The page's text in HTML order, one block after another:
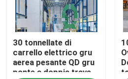
Contattaci
Gru a ponte
Gru a ponte della doppia trave
30 tonnellate di
carrello elettrico gru
aerea pesante QD gru
ponte a doppia trave